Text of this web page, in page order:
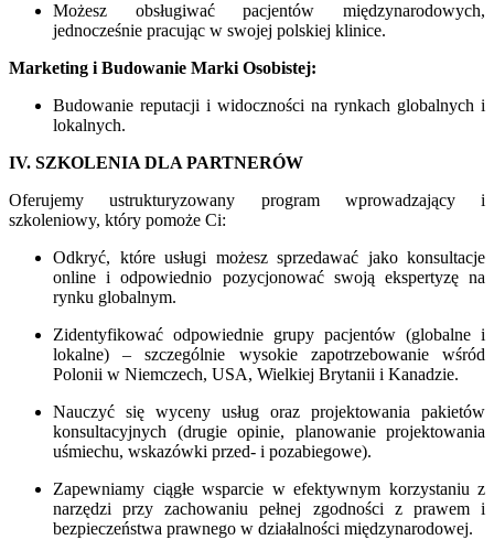
Możesz obsługiwać pacjentów międzynarodowych,
jednocześnie pracując w swojej polskiej klinice.
Marketing i Budowanie Marki Osobistej:
Budowanie reputacji i widoczności na rynkach globalnych i
lokalnych.
IV. SZKOLENIA DLA PARTNERÓW
Oferujemy ustrukturyzowany program wprowadzający i
szkoleniowy, który pomoże Ci:
Odkryć, które usługi możesz sprzedawać jako konsultacje
online i odpowiednio pozycjonować swoją ekspertyzę na
rynku globalnym.
Zidentyfikować odpowiednie grupy pacjentów (globalne i
lokalne) – szczególnie wysokie zapotrzebowanie wśród
Polonii w Niemczech, USA, Wielkiej Brytanii i Kanadzie.
Nauczyć się wyceny usług oraz projektowania pakietów
konsultacyjnych (drugie opinie, planowanie projektowania
uśmiechu, wskazówki przed- i pozabiegowe).
Zapewniamy ciągłe wsparcie w efektywnym korzystaniu z
narzędzi przy zachowaniu pełnej zgodności z prawem i
bezpieczeństwa prawnego w działalności międzynarodowej.